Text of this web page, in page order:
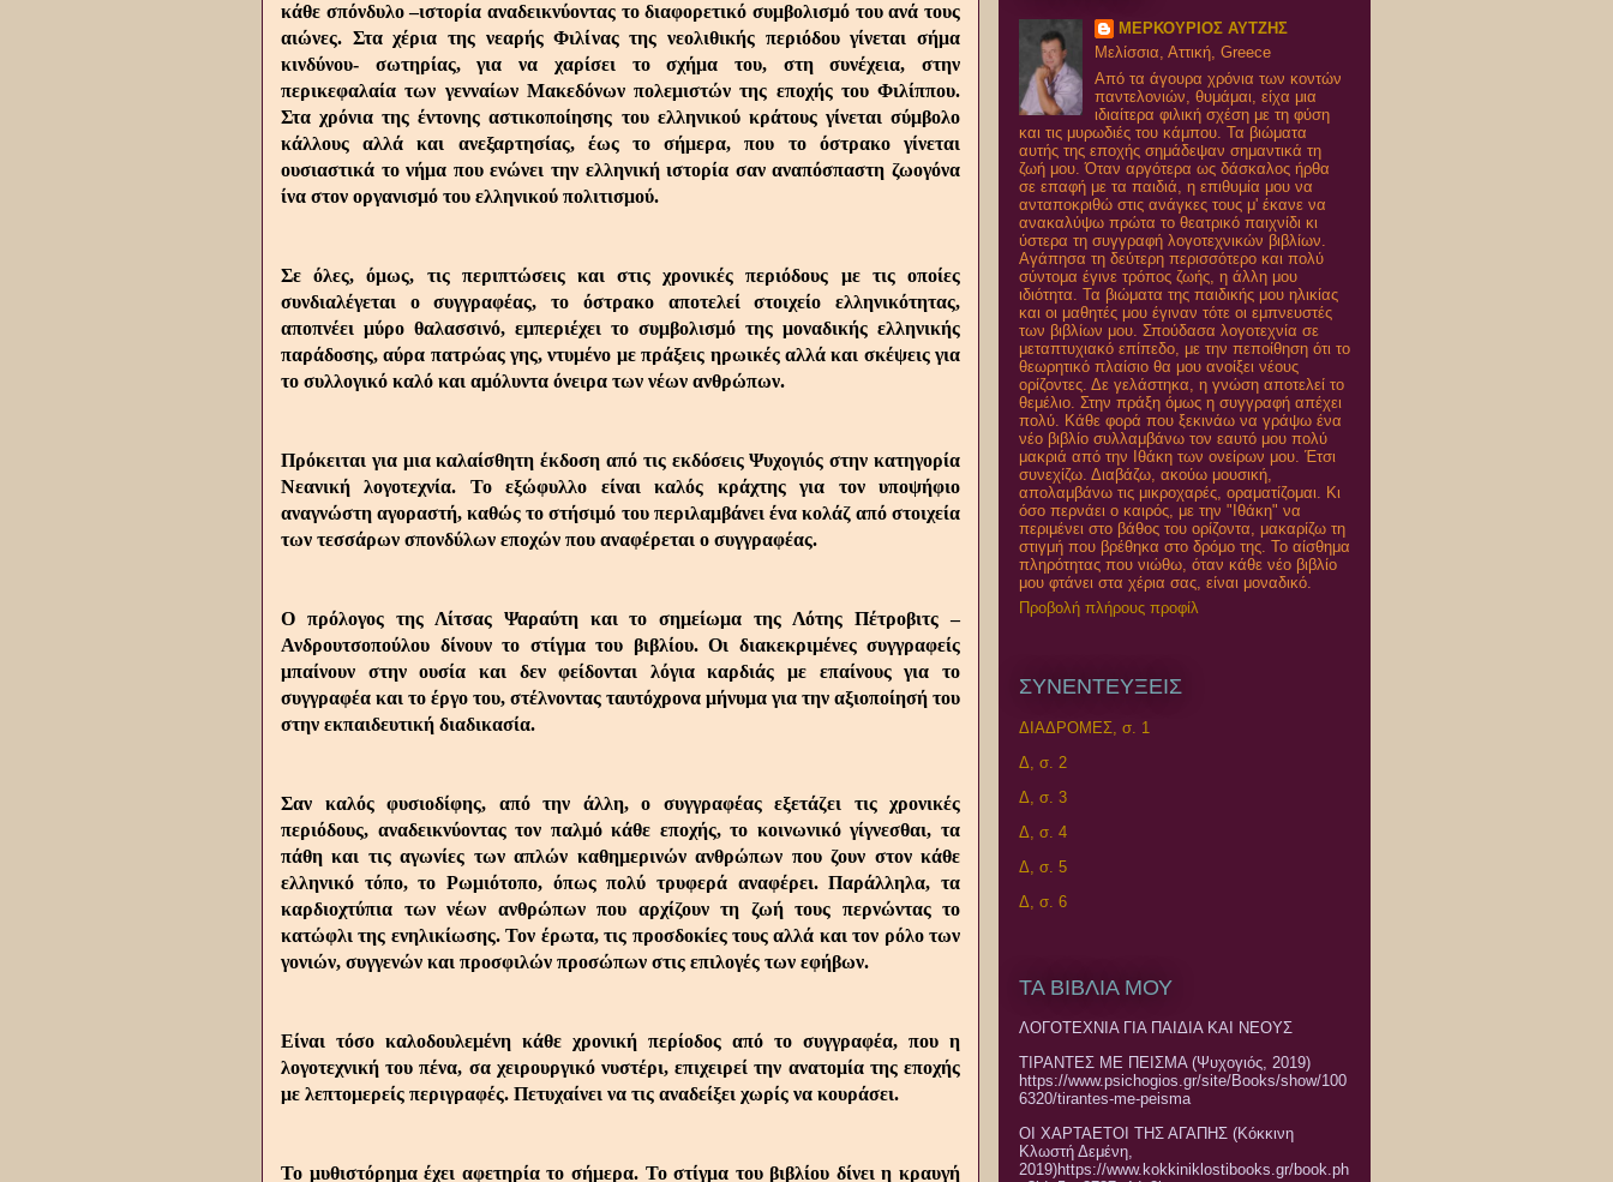
κάθε σπόνδυλο –ιστορία αναδεικνύοντας τo διαφορετικό συμβολισμό του ανά τους
αιώνες. Στα χέρια της νεαρής Φιλίνας της νεολιθικής περιόδου γίνεται σήμα
κινδύνου- σωτηρίας, για να χαρίσει το σχήμα του, στη συνέχεια, στην
περικεφαλαία των γενναίων Μακεδόνων πολεμιστών της εποχής του Φιλίππου.
Στα χρόνια της έντονης αστικοποίησης του ελληνικού κράτους γίνεται σύμβολο
κάλλους αλλά και ανεξαρτησίας, έως το σήμερα, που το όστρακο γίνεται
ουσιαστικά το νήμα που ενώνει την ελληνική ιστορία σαν αναπόσπαστη ζωογόνα
ίνα στον οργανισμό του ελληνικού πολιτισμού.
Σε όλες, όμως, τις περιπτώσεις και στις χρονικές περιόδους με τις οποίες
συνδιαλέγεται ο συγγραφέας, το όστρακο αποτελεί στοιχείο ελληνικότητας,
αποπνέει μύρο θαλασσινό, εμπεριέχει το συμβολισμό της μοναδικής ελληνικής
παράδοσης, αύρα πατρώας γης, ντυμένο με πράξεις ηρωικές αλλά και σκέψεις για
το συλλογικό καλό και αμόλυντα όνειρα των νέων ανθρώπων.
Πρόκειται για μια καλαίσθητη έκδοση από τις εκδόσεις Ψυχογιός στην κατηγορία
Νεανική λογοτεχνία. Το εξώφυλλο είναι καλός κράχτης για τον υποψήφιο
αναγνώστη αγοραστή, καθώς το στήσιμό του περιλαμβάνει ένα κολάζ από στοιχεία
των τεσσάρων σπονδύλων εποχών που αναφέρεται ο συγγραφέας.
Ο πρόλογος της Λίτσας Ψαραύτη και το σημείωμα της Λότης Πέτροβιτς –
Ανδρουτσοπούλου δίνουν το στίγμα του βιβλίου. Οι διακεκριμένες συγγραφείς
μπαίνουν στην ουσία και δεν φείδονται λόγια καρδιάς με επαίνους για το
συγγραφέα και το έργο του, στέλνοντας ταυτόχρονα μήνυμα για την αξιοποίησή του
στην εκπαιδευτική διαδικασία.
Σαν καλός φυσιοδίφης, από την άλλη, ο συγγραφέας εξετάζει τις χρονικές
περιόδους, αναδεικνύοντας τον παλμό κάθε εποχής, το κοινωνικό γίγνεσθαι, τα
πάθη και τις αγωνίες των απλών καθημερινών ανθρώπων που ζουν στον κάθε
ελληνικό τόπο, το Ρωμιότοπο, όπως πολύ τρυφερά αναφέρει. Παράλληλα, τα
καρδιοχτύπια των νέων ανθρώπων που αρχίζουν τη ζωή τους περνώντας το
κατώφλι της ενηλικίωσης. Τον έρωτα, τις προσδοκίες τους αλλά και τον ρόλο των
γονιών, συγγενών και προσφιλών προσώπων στις επιλογές των εφήβων.
Είναι τόσο καλοδουλεμένη κάθε χρονική περίοδος από το συγγραφέα, που η
λογοτεχνική του πένα, σα χειρουργικό νυστέρι,επιχειρεί την ανατομία της εποχής
με λεπτομερείς περιγραφές. Πετυχαίνει να τις αναδείξει χωρίς να κουράσει.
Το μυθιστόρημα έχει αφετηρία το σήμερα. Το στίγμα του βιβλίου δίνει η κραυγή
ΜΕΡΚΟΥΡΙΟΣ ΑΥΤΖΗΣ
Μελίσσια, Αττική, Greece
Από τα άγουρα χρόνια των κοντών
παντελονιών, θυμάμαι, είχα μια
ιδιαίτερα φιλική σχέση με τη φύση
και τις μυρωδιές του κάμπου. Τα βιώματα
αυτής της εποχής σημάδεψαν σημαντικά τη
ζωή μου. Όταν αργότερα ως δάσκαλος ήρθα
σε επαφή με τα παιδιά, η επιθυμία μου να
ανταποκριθώ στις ανάγκες τους μ' έκανε να
ανακαλύψω πρώτα το θεατρικό παιχνίδι κι
ύστερα τη συγγραφή λογοτεχνικών βιβλίων.
Αγάπησα τη δεύτερη περισσότερο και πολύ
σύντομα έγινε τρόπος ζωής, η άλλη μου
ιδιότητα. Τα βιώματα της παιδικής μου ηλικίας
και οι μαθητές μου έγιναν τότε οι εμπνευστές
των βιβλίων μου. Σπούδασα λογοτεχνία σε
μεταπτυχιακό επίπεδο, με την πεποίθηση ότι το
θεωρητικό πλαίσιο θα μου ανοίξει νέους
ορίζοντες. Δε γελάστηκα, η γνώση αποτελεί το
θεμέλιο. Στην πράξη όμως η συγγραφή απέχει
πολύ. Κάθε φορά που ξεκινάω να γράψω ένα
νέο βιβλίο συλλαμβάνω τον εαυτό μου πολύ
μακριά από την Ιθάκη των ονείρων μου. Έτσι
συνεχίζω. Διαβάζω, ακούω μουσική,
απολαμβάνω τις μικροχαρές, οραματίζομαι. Κι
όσο περνάει ο καιρός, με την "Ιθάκη" να
περιμένει στο βάθος του ορίζοντα, μακαρίζω τη
στιγμή που βρέθηκα στο δρόμο της. Το αίσθημα
πληρότητας που νιώθω, όταν κάθε νέο βιβλίο
μου φτάνει στα χέρια σας, είναι μοναδικό.
Προβολή πλήρους προφίλ
ΣΥΝΕΝΤΕΥΞΕΙΣ
ΔΙΑΔΡΟΜΕΣ, σ. 1
Δ, σ. 2
Δ, σ. 3
Δ, σ. 4
Δ, σ. 5
Δ, σ. 6
ΤΑ ΒΙΒΛΙΑ ΜΟΥ
ΛΟΓΟΤΕΧΝΙΑ ΓΙΑ ΠΑΙΔΙΑ ΚΑΙ ΝΕΟΥΣ
ΤΙΡΑΝΤΕΣ ΜΕ ΠΕΙΣΜΑ (Ψυχογιός, 2019)
https://www.psichogios.gr/site/Books/show/100
6320/tirantes-me-peisma
ΟΙ ΧΑΡΤΑΕΤΟΙ ΤΗΣ ΑΓΑΠΗΣ (Κόκκινη
Κλωστή Δεμένη,
2019)https://www.kokkiniklostibooks.gr/book.ph